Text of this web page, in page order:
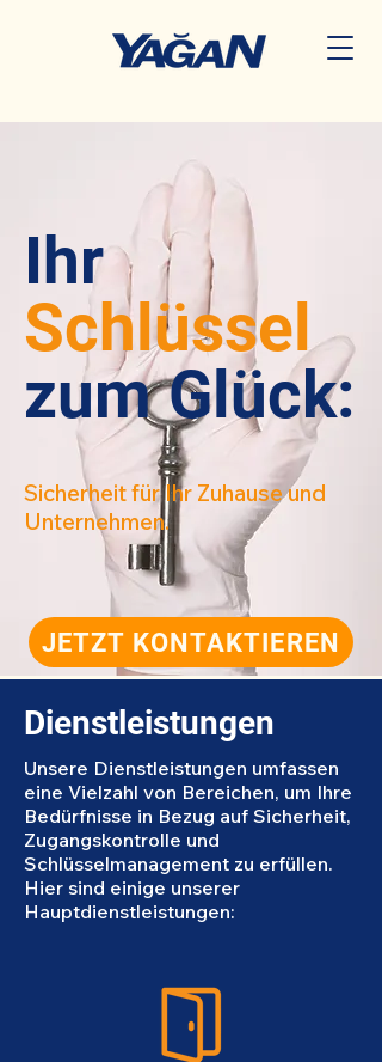
Ihr
Schlüssel
zum Glück:
JETZT KONTAKTIEREN
Sicherheit für Ihr Zuhause und
Unternehmen.
Dienstleistungen
Unsere Dienstleistungen umfassen
eine Vielzahl von Bereichen, um Ihre
Bedürfnisse in Bezug auf Sicherheit,
Zugangskontrolle und
Schlüsselmanagement zu erfüllen.
Hier sind einige unserer
Hauptdienstleistungen: